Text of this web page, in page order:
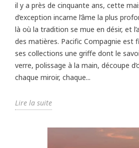
il y a près de cinquante ans, cette
d’exception incarne l’âme la plus
là où la tradition se mue en désir, et
des matières. Pacific Compagnie est
ses collections une griffe dont le
verre, polissage à la main, découpe
chaque miroir, chaque...
Lire la suite